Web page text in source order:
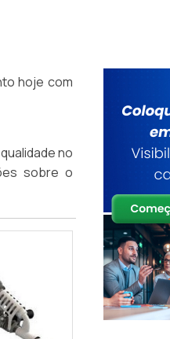
hoje com
no
sobre o